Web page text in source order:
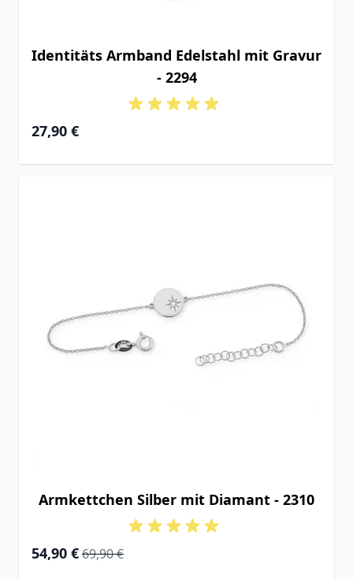
Identitäts Armband Edelstahl mit Gravur
- 2294
27,90 €
Armkettchen Silber mit Diamant - 2310
Special Price
54,90 € Regular Price
69,90 €